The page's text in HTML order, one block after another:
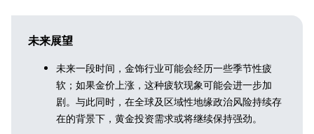
未来展望
未来一段时间，金饰行业可能会经历一些季节性疲
软；如果金价上涨，这种疲软现象可能会进一步加
剧。与此同时，在全球及区域性地缘政治风险持续存
在的背景下，黄金投资需求或将继续保持强劲。